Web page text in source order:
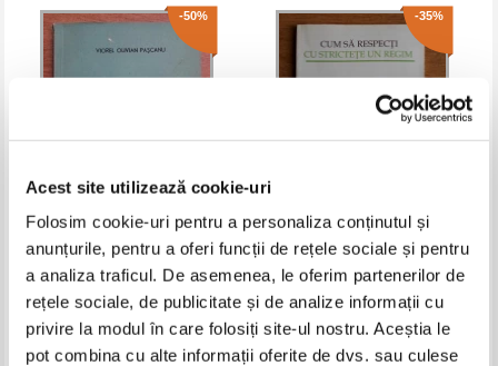
Acest site utilizează cookie-uri
Folosim cookie-uri pentru a personaliza conținutul și
anunțurile, pentru a oferi funcții de rețele sociale și pentru
a analiza traficul. De asemenea, le oferim partenerilor de
rețele sociale, de publicitate și de analize informații cu
privire la modul în care folosiți site-ul nostru. Aceștia le
pot combina cu alte informații oferite de dvs. sau culese
-50%
Viorel Olivian Pascanu -
Tratament naturist integral
Pret:11,00Lei 5,50 Lei
Adaugă în coș
-35%
Deborah Steinberg - Cum sa
respecti cu strictete un regim
Pret:10,00Lei 6,50 Lei
Adaugă în coș